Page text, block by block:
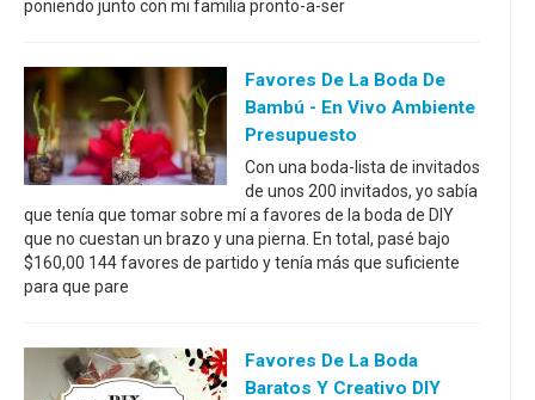
poniendo junto con mi familia pronto-a-ser
Favores De La Boda De
Bambú - En Vivo Ambiente
Presupuesto
Con una boda-lista de invitados
de unos 200 invitados, yo sabía
que tenía que tomar sobre mí a favores de la boda de DIY
que no cuestan un brazo y una pierna. En total, pasé bajo
$160,00 144 favores de partido y tenía más que suficiente
para que pare
Favores De La Boda
Baratos Y Creativo DIY